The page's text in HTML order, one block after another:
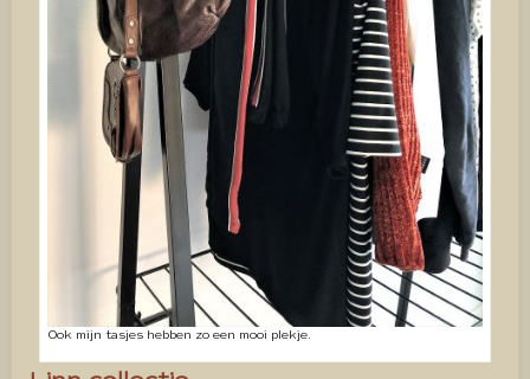
Ook mijn tasjes hebben zo een mooi plekje.